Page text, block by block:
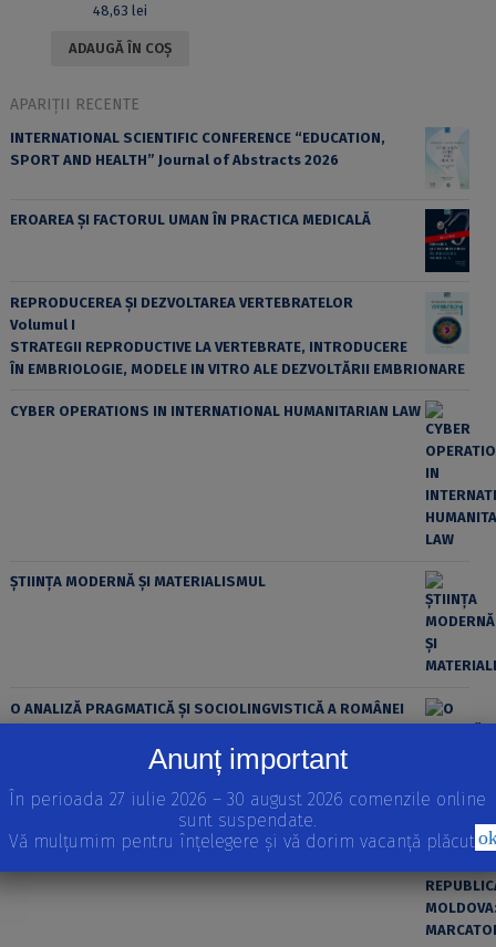
48,63 lei
ADAUGĂ ÎN COȘ
APARIȚII RECENTE
INTERNATIONAL SCIENTIFIC CONFERENCE “EDUCATION,
SPORT AND HEALTH” Journal of Abstracts 2026
EROAREA ȘI FACTORUL UMAN ÎN PRACTICA MEDICALĂ
REPRODUCEREA ȘI DEZVOLTAREA VERTEBRATELOR
Volumul I
STRATEGII REPRODUCTIVE LA VERTEBRATE, INTRODUCERE
ÎN EMBRIOLOGIE, MODELE IN VITRO ALE DEZVOLTĂRII EMBRIONARE
CYBER OPERATIONS IN INTERNATIONAL HUMANITARIAN LAW
ȘTIINȚA MODERNĂ ȘI MATERIALISMUL
O ANALIZĂ PRAGMATICĂ ȘI SOCIOLINGVISTICĂ A ROMÂNEI
Anunț important
În perioada 27 iulie 2026 – 30 august 2026 comenzile online
sunt suspendate.
Vă mulțumim pentru înțelegere și vă dorim vacanță plăcută!